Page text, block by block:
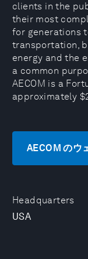
Headquarters
USA
clients in the
their most
for generations
transportation,
energy and the
a common
AECOM is a
approximately
AECOM のウ